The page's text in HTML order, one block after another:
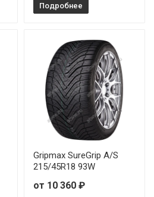
Подробнее
Gripmax SureGrip A/S
215/45R18 93W
от 10 360 ₽